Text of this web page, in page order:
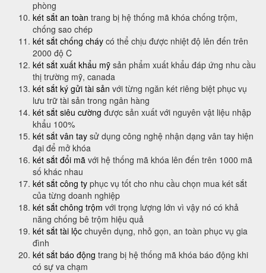
phòng
két sắt an toàn trang bị hệ thống mã khóa chống trộm,
chống sao chép
két sắt chống cháy có thể chịu được nhiệt độ lên đến trên
2000 độ C
két sắt xuất khẩu mỹ sản phẩm xuất khẩu đáp ứng nhu cầu
thị trường mỹ, canada
két sắt ký gửi tài sản với từng ngăn két riêng biệt phục vụ
lưu trữ tài sản trong ngân hàng
két sắt siêu cường được sản xuất với nguyên vật liệu nhập
khẩu 100%
két sắt vân tay sử dụng công nghệ nhận dạng vân tay hiện
đại để mở khóa
két sắt đổi mã với hệ thống mã khóa lên đến trên 1000 mã
số khác nhau
két sắt công ty phục vụ tốt cho nhu cầu chọn mua két sắt
của từng doanh nghiệp
két sắt chông trộm với trọng lượng lớn vì vậy nó có khả
năng chống bê trộm hiệu quả
két sắt tài lộc chuyên dụng, nhỏ gọn, an toàn phục vụ gia
đình
két sắt báo động trang bị hệ thống mã khóa báo động khi
có sự va chạm